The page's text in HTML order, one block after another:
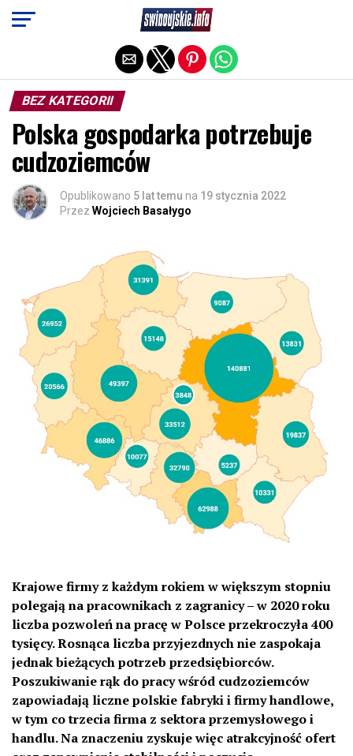
BEZ KATEGORII
Polska gospodarka potrzebuje
cudzoziemców
Opublikowano 5 lat temu na 19 stycznia 2022
Przez Wojciech Basałygo
Krajowe firmy z każdym rokiem w większym stopniu
polegają na pracownikach z zagranicy – w 2020 roku
liczba pozwoleń na pracę w Polsce przekroczyła 400
tysięcy. Rosnąca liczba przyjezdnych nie zaspokaja
jednak bieżących potrzeb przedsiębiorców.
Poszukiwanie rąk do pracy wśród cudzoziemców
zapowiadają liczne polskie fabryki i firmy handlowe,
w tym co trzecia firma z sektora przemysłowego i
handlu. Na znaczeniu zyskuje więc atrakcyjność ofert
Exit mobile version